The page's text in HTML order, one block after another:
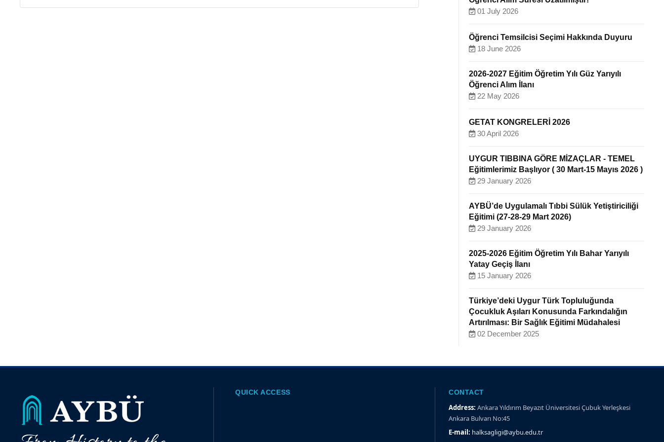
01 July 2026
Öğrenci Temsilcisi Seçimi Hakkında Duyuru
18 June 2026
2026-2027 Eğitim Öğretim Yılı Güz Yarıyılı
Öğrenci Alım İlanı
22 May 2026
GETAT KONGRELERİ 2026
30 April 2026
UYGUR TIBBINA GÖRE MİZAÇLAR - TEMEL
Eğitimlerimiz Başlıyor ( 30 Mart-15 Mayıs 2026 )
29 January 2026
AYBÜ’de Uygulamalı Tıbbi Sülük Yetiştiriciliği
Eğitimi (27-28-29 Mart 2026)
29 January 2026
2025-2026 Eğitim Öğretim Yılı Bahar Yarıyılı
Yatay Geçiş İlanı
15 January 2026
Türkiye’deki Uygur Türk Topluluğunda
Çocukluk Aşıları Konusunda Farkındalığın
Artırılması: Bir Sağlık Eğitimi Müdahalesi
02 December 2025
QUICK ACCESS CONTACT
Address: Ankara Yıldırım Beyazıt Üniversitesi Çubuk Yerleşkesi
Ankara Bulvarı No:45
E-mail: halksagligi@aybu.edu.tr